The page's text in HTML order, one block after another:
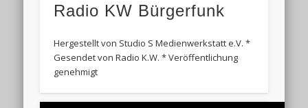
Radio KW Bürgerfunk
Hergestellt von Studio S Medienwerkstatt e.V. *
Gesendet von Radio K.W. * Veröffentlichung
genehmigt